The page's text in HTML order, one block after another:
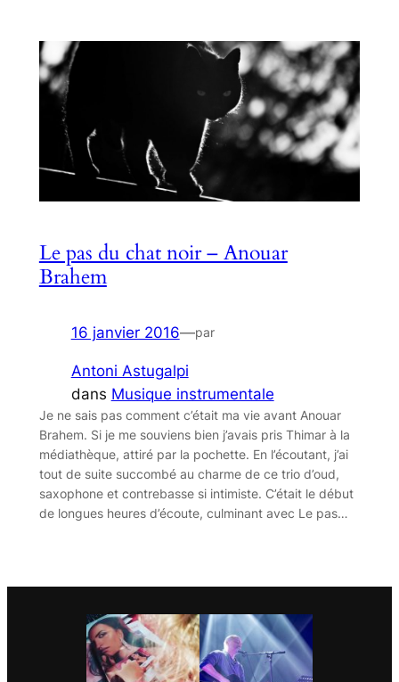
Le pas du chat noir – Anouar
Brahem
16 janvier 2016—par
Antoni Astugalpi
dans Musique instrumentale
Je ne sais pas comment c’était ma vie avant Anouar
Brahem. Si je me souviens bien j’avais pris Thimar à la
médiathèque, attiré par la pochette. En l’écoutant, j’ai
tout de suite succombé au charme de ce trio d’oud,
saxophone et contrebasse si intimiste. C’était le début
de longues heures d’écoute, culminant avec Le pas…